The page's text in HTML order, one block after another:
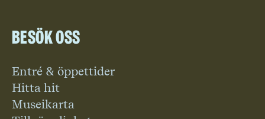
Besök oss
Entré & öppettider
Hitta hit
Museikarta